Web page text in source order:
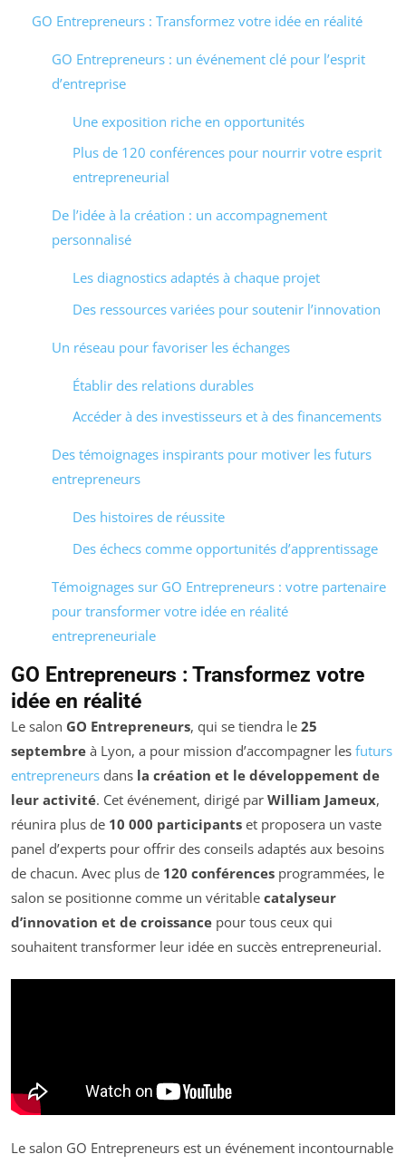
GO Entrepreneurs : Transformez votre idée en réalité
GO Entrepreneurs : un événement clé pour l’esprit
d’entreprise
Une exposition riche en opportunités
Plus de 120 conférences pour nourrir votre esprit
entrepreneurial
De l’idée à la création : un accompagnement
personnalisé
Les diagnostics adaptés à chaque projet
Des ressources variées pour soutenir l’innovation
Un réseau pour favoriser les échanges
Établir des relations durables
Accéder à des investisseurs et à des financements
Des témoignages inspirants pour motiver les futurs
entrepreneurs
Des histoires de réussite
Des échecs comme opportunités d’apprentissage
Témoignages sur GO Entrepreneurs : votre partenaire
pour transformer votre idée en réalité
entrepreneuriale
GO Entrepreneurs : Transformez votre
idée en réalité
Le salon GO Entrepreneurs, qui se tiendra le 25
septembre à Lyon, a pour mission d’accompagner les futurs
entrepreneurs dans la création et le développement de
leur activité. Cet événement, dirigé par William Jameux,
réunira plus de 10 000 participants et proposera un vaste
panel d’experts pour offrir des conseils adaptés aux besoins
de chacun. Avec plus de 120 conférences programmées, le
salon se positionne comme un véritable catalyseur
d’innovation et de croissance pour tous ceux qui
souhaitent transformer leur idée en succès entrepreneurial.
Le salon GO Entrepreneurs est un événement incontournable